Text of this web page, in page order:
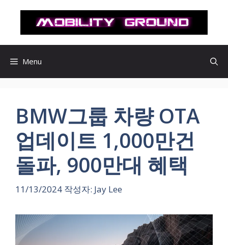
로
Menu
BMW그룹 차량 OTA
업데이트 1,000만건
돌파, 900만대 혜택
11/13/2024 작성자: Jay Lee